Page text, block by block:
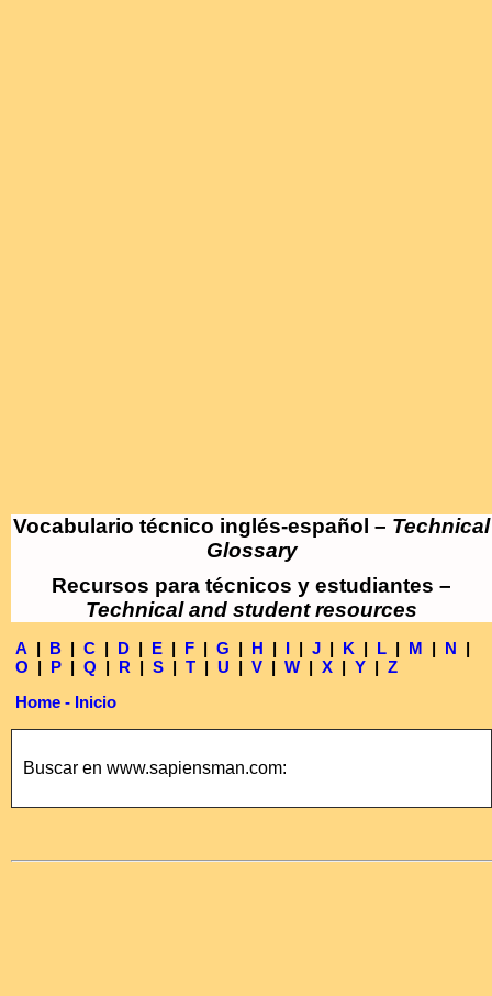
Vocabulario técnico inglés-español – Technical
Glossary
Recursos para técnicos y estudiantes –
Technical and student resources
A | B | C | D | E | F | G | H | I | J | K | L | M | N |
O | P | Q | R | S | T | U | V | W | X | Y | Z
Home - Inicio
Buscar en www.sapiensman.com: